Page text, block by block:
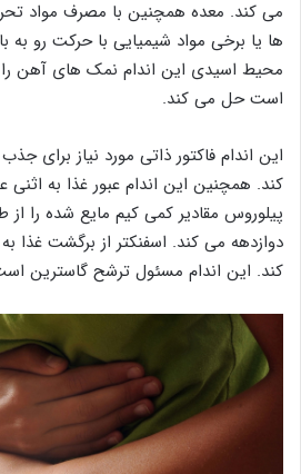
می کند. معده همچنین با مصرف مواد
ها یا برخی مواد شیمیایی با حرکت رو به
محیط اسیدی این اندام نمک های آهن
است حل می کند.
کند. همچنین این اندام عبور غذا به اثنی
پیلوروس مقادیر کمی کیم مایع شده را از
دوازدهه می کند. اسفنکتر از برگشت غذا
کند. این اندام مسئول ترشح گاسترین